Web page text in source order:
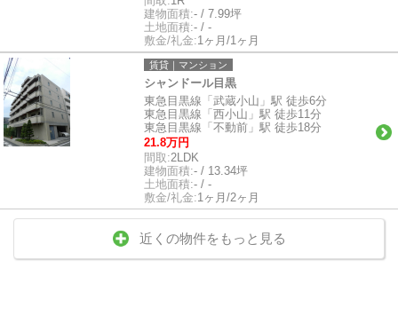
建物面積:- / 7.99坪
土地面積:- / -
敷金/礼金:1ヶ月/1ヶ月
賃貸｜マンション
シャンドール目黒
東急目黒線「武蔵小山」駅 徒歩6分
東急目黒線「西小山」駅 徒歩11分
東急目黒線「不動前」駅 徒歩18分
21.8万円
間取:2LDK
建物面積:- / 13.34坪
土地面積:- / -
敷金/礼金:1ヶ月/2ヶ月
近くの物件をもっと見る